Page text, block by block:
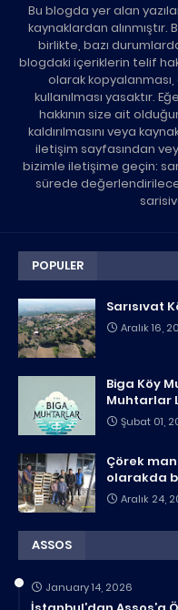
Bu blogda yer alan
kaynaklardan
birlikte, bazı
blogdaki içeriklerin telif
olarak
kullanılması yasaktır.
hakkının size ait
kaldırılmasını veya
iletişim sayfasından
bizimle iletişime geçin:
sürede
POPULER
Sarısıvat
Aralık 16,
Biga Köy
Muhtarlar
Şubat 01,
Çörek
olarakda
Aralık 24,
ASSOS
January 14, 2026